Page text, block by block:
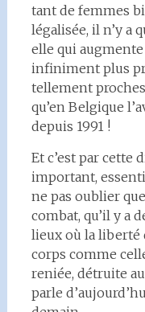
tant de femmes
légalisée, il n’y a
elle qui
infiniment plus
tellement
qu’en Belgique
depuis 1991 !
Et c’est par cette
important,
ne pas oublier
combat, qu’il y a
lieux où la liberté
corps comme
reniée, détruite
parle